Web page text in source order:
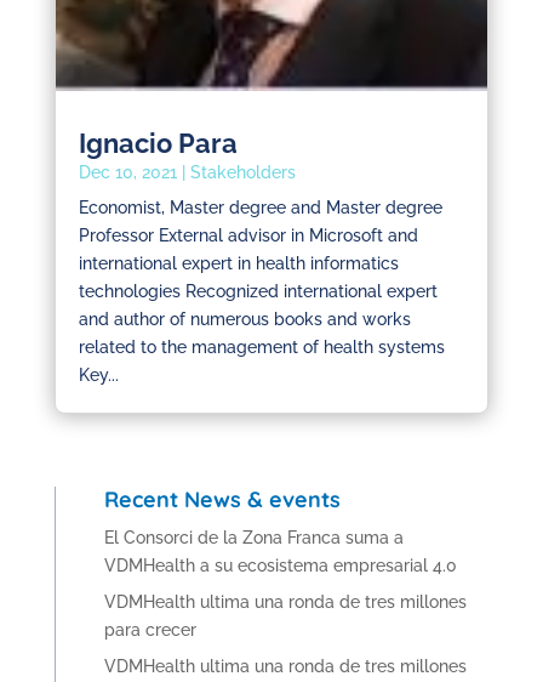
Ignacio Para
Dec 10, 2021 | Stakeholders
Economist, Master degree and Master degree
Professor External advisor in Microsoft and
international expert in health informatics
technologies Recognized international expert
and author of numerous books and works
related to the management of health systems
Key...
Recent News & events
El Consorci de la Zona Franca suma a
VDMHealth a su ecosistema empresarial 4.0
VDMHealth ultima una ronda de tres millones
para crecer
VDMHealth ultima una ronda de tres millones